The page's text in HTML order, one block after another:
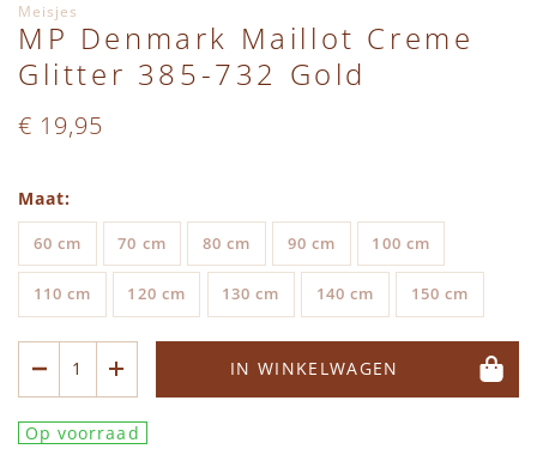
Meisjes
MP Denmark Maillot Creme
Glitter 385-732 Gold
€ 19,95
Maat
60 cm 70 cm 80 cm 90 cm 100 cm
110 cm 120 cm 130 cm 140 cm 150 cm
IN WINKELWAGEN
Op voorraad